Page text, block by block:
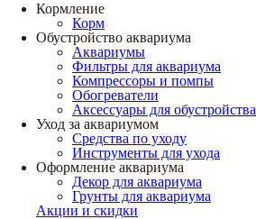
Кормление
Корм
Обустройство аквариума
Аквариумы
Фильтры для аквариума
Компрессоры и помпы
Обогреватели
Аксессуары для обустройства
Уход за аквариумом
Средства по уходу
Инструменты для ухода
Оформление аквариума
Декор для аквариума
Грунты для аквариума
Акции и скидки